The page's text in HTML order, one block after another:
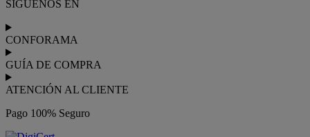
SÍGUENOS EN
CONFORAMA
GUÍA DE COMPRA
ATENCIÓN AL CLIENTE
Pago 100% Seguro